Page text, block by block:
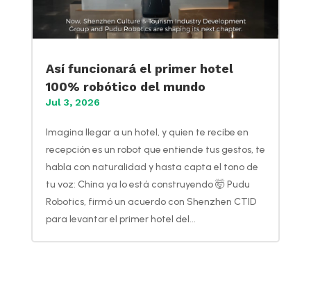
Así funcionará el primer hotel
100% robótico del mundo
Jul 3, 2026
Imagina llegar a un hotel, y quien te recibe en
recepción es un robot que entiende tus gestos, te
habla con naturalidad y hasta capta el tono de
tu voz: China ya lo está construyendo 🤯 Pudu
Robotics, firmó un acuerdo con Shenzhen CTID
para levantar el primer hotel del...